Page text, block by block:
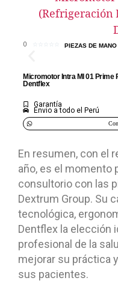
0 PIEZAS DE MANO
Micromotor Intra MI 01 Prime
Dentflex
Garantía
Envio a todo el Perú
En resumen, con el
año, es el momento
consultorio con las
Dextrum Group. Su
tecnológica,
Dentflex la elección
profesional de la
mejorar su práctica
sus pacientes.